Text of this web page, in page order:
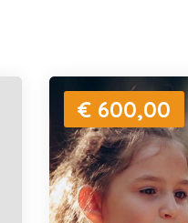
€ 600,00